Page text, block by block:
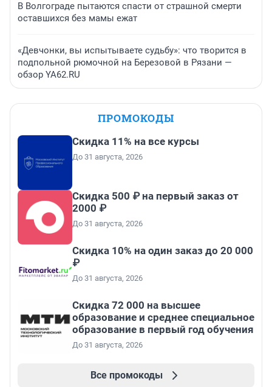
В Волгограде пытаются спасти от страшной смерти
оставшихся без мамы ежат
«Девчонки, вы испытываете судьбу»: что творится в
подпольной рюмочной на Березовой в Рязани —
обзор YA62.RU
ПРОМОКОДЫ
Скидка 11% на все курсы
До 31 августа, 2026
Скидка 500 ₽ на первый заказ от
2000 ₽
До 31 августа, 2026
Скидка 10% на один заказ до 20 000
₽
До 31 августа, 2026
Скидка 72 000 на высшее
образование и среднее специальное
образование в первый год обучения
До 31 августа, 2026
Все промокоды